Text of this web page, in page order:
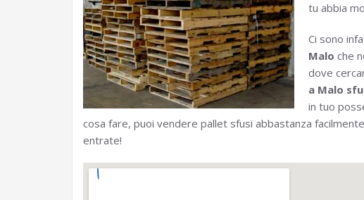
tu abbia
Ci sono
Malo che
dove
a Malo
in tuo
cosa fare, puoi vendere pallet sfusi abbastanza
entrate!